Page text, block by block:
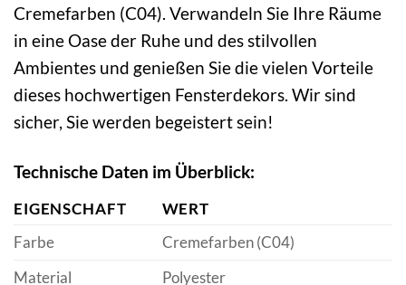
Cremefarben (C04). Verwandeln Sie Ihre Räume
in eine Oase der Ruhe und des stilvollen
Ambientes und genießen Sie die vielen Vorteile
dieses hochwertigen Fensterdekors. Wir sind
sicher, Sie werden begeistert sein!
Technische Daten im Überblick:
EIGENSCHAFT
WERT
Farbe
Cremefarben (C04)
Material
Polyester